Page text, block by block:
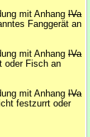
mit Anhang IVa
Fanggerät an
mit Anhang IVa
oder Fisch an
mit Anhang IVa
festzurrt oder